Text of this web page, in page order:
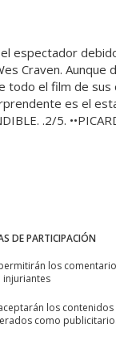
espectador
Craven. Aunque
todo el film de sus
es el
.2/5.
DE PARTICIPACIÓN
los
injuriantes
los contenidos
como